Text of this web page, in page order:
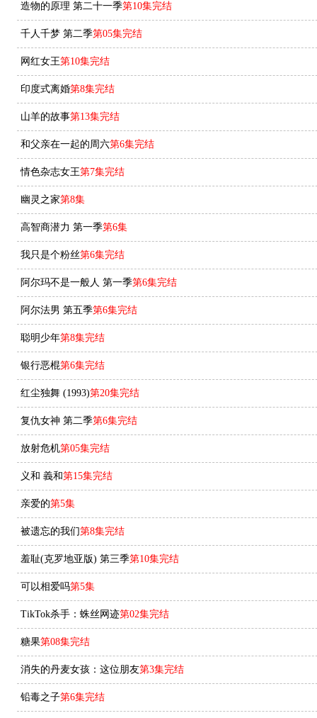
造物的原理 第二十一季第10集完结
千人千梦 第二季第05集完结
网红女王第10集完结
印度式离婚第8集完结
山羊的故事第13集完结
和父亲在一起的周六第6集完结
情色杂志女王第7集完结
幽灵之家第8集
高智商潜力 第一季第6集
我只是个粉丝第6集完结
阿尔玛不是一般人 第一季第6集完结
阿尔法男 第五季第6集完结
聪明少年第8集完结
银行恶棍第6集完结
红尘独舞 (1993)第20集完结
复仇女神 第二季第6集完结
放射危机第05集完结
义和 義和第15集完结
亲爱的第5集
被遗忘的我们第8集完结
羞耻(克罗地亚版) 第三季第10集完结
可以相爱吗第5集
TikTok杀手：蛛丝网迹第02集完结
糖果第08集完结
消失的丹麦女孩：这位朋友第3集完结
铅毒之子第6集完结